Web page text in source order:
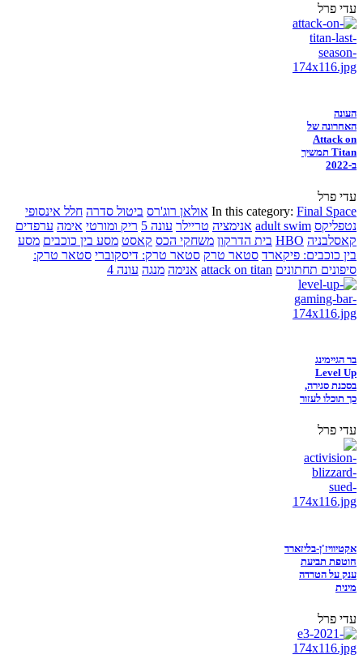
עדי פרל
העונה
האחרונה של
Attack on
Titan תמשיך
ב-2022
עדי פרל
In this category: Final Space אולאן רוג'רס ביטול סדרה חלל אינסופי
נטפליקס adult swim אנימציה טריילר עונה 5 ריק ומורטי אימה ערפדים
קאסלבניה HBO בית הדרקון משחקי הכס קאסט מסע בין כוכבים מסע
בין כוכבים: פיקארד סטאר טרק סטאר טרק: דיסקוברי סטאר טרק:
סיפונים תחתונים attack on titan אנימה מנגה עונה 4
בר הגיימינג
Level Up
בסכנת סגירה,
כך תוכלו לעזור
עדי פרל
אקטיוויז'ן-בליזארד
חוטפת תביעת
ענק על הטרדה
מינית
עדי פרל